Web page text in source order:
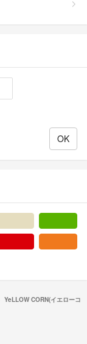
YeLLOW CORN(イエローコ